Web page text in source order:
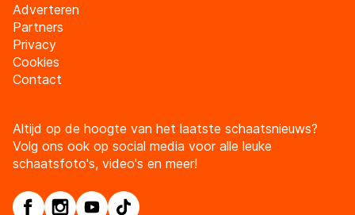
Adverteren
Partners
Privacy
Cookies
Contact
Altijd op de hoogte van het laatste schaatsnieuws?
Volg ons ook op social media voor alle leuke
schaatsfoto's, video's en meer!